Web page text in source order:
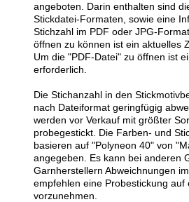
angeboten. Darin enthalten sind
Stickdatei-Formaten, sowie eine
Stichzahl im PDF oder JPG-
öffnen zu können ist ein aktuelles
Um die "PDF-Datei" zu öffnen ist
erforderlich.
Die Stichanzahl in den
nach Dateiformat geringfügig
werden vor Verkauf mit größter
probegestickt. Die Farben- und
basieren auf "Polyneon 40" von
angegeben. Es kann bei anderen
Garnherstellern Abweichnungen
empfehlen eine Probestickung auf
vorzunehmen.